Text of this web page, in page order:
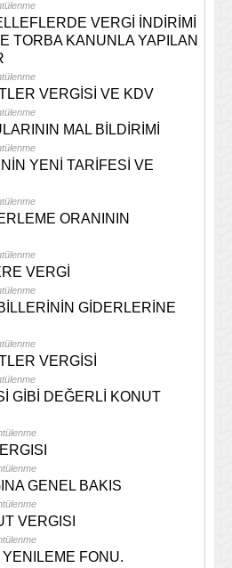
VERGİ İNDİRİMİ
TORBA KANUNLA YAPILAN
VERGİSİ VE KDV
MAL BİLDİRİMİ
YENİ TARİFESİ VE
ORANININ
VERGİ
GİDERLERİNE
VERGİSİ
GİBİ DEĞERLİ KONUT
GENEL BAKIS
VERGISI
FONU.